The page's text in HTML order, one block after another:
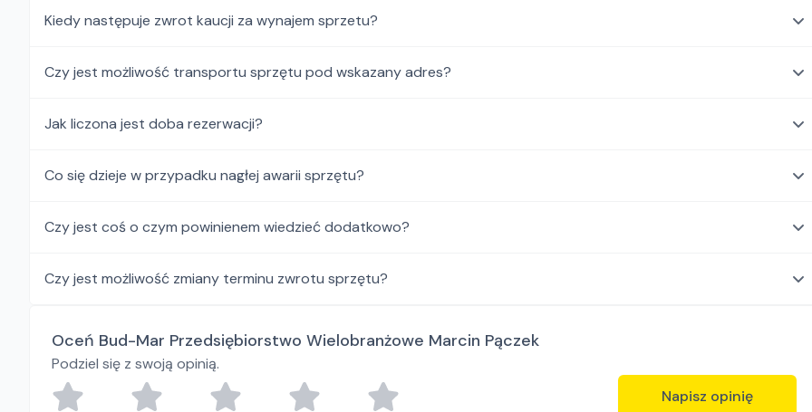
Kiedy następuje zwrot kaucji za wynajem sprzetu?
Czy jest możliwość transportu sprzętu pod wskazany adres?
Jak liczona jest doba rezerwacji?
Co się dzieje w przypadku nagłej awarii sprzętu?
Czy jest coś o czym powinienem wiedzieć dodatkowo?
Czy jest możliwość zmiany terminu zwrotu sprzętu?
Oceń Bud-Mar Przedsiębiorstwo Wielobranżowe Marcin Pączek
Podziel się z swoją opinią.
Napisz opinię